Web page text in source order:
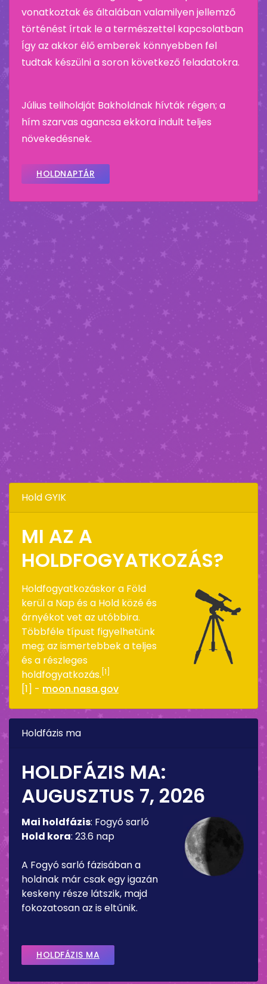
vonatkoztak és általában valamilyen jellemző
történést írtak le a természettel kapcsolatban
Így az akkor élő emberek könnyebben fel
tudtak készülni a soron következő feladatokra.
Július teliholdját Bakholdnak hívták régen; a
hím szarvas agancsa ekkora indult teljes
növekedésnek.
HOLDNAPTÁR
Hold GYIK
MI AZ A
HOLDFOGYATKOZÁS?
Holdfogyatkozáskor a Föld
kerül a Nap és a Hold közé és
árnyékot vet az utóbbira.
Többféle típust figyelhetünk
meg; az ismertebbek a teljes
és a részleges
holdfogyatkozás. [1]
[1] - moon.nasa.gov
Holdfázis ma
HOLDFÁZIS MA:
AUGUSZTUS 7, 2026
Mai holdfázis: Fogyó sarló
Hold kora: 23.6 nap
A Fogyó sarló fázisában a
holdnak már csak egy igazán
keskeny része látszik, majd
fokozatosan az is eltűnik.
HOLDFÁZIS MA